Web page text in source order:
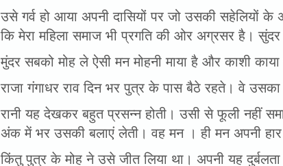
उसे गर्व हो आया अपनी दासियों पर जो उसकी सहेलियों
कि मेरा महिला समाज भी प्रगति की ओर अग्रसर है।
मुंदर सबको मोह ले ऐसी मन मोहनी माया है और काशी
राजा गंगाधर राव दिन भर पुत्र के पास बैठे रहते। वे उसका
रानी यह देखकर बहुत प्रसन्न होती। उसी से फूली नहीं
अंक में भर उसकी बलाएं लेती। वह मन । ही मन अपनी हार
किंतु पुत्र के मोह ने उसे जीत लिया था। अपनी यह